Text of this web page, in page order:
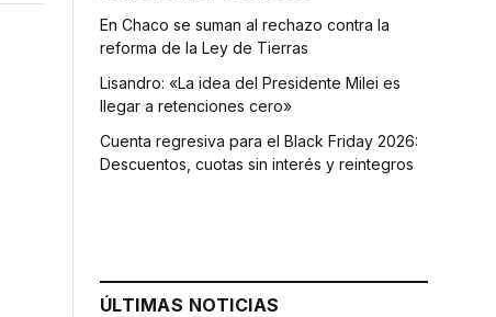
En Chaco se suman al rechazo contra la
reforma de la Ley de Tierras
Lisandro: «La idea del Presidente Milei es
llegar a retenciones cero»
Cuenta regresiva para el Black Friday 2026:
Descuentos, cuotas sin interés y reintegros
ÚLTIMAS NOTICIAS